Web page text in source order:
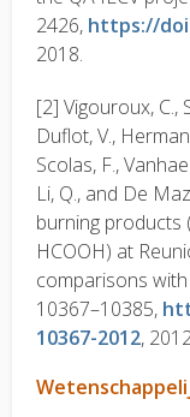
2426, https://
2018.
[2] Vigouroux, C.,
Duflot, V.,
Scolas, F.,
Li, Q., and De
burning products
HCOOH) at
comparisons with
10367–10385,
10367-2012,